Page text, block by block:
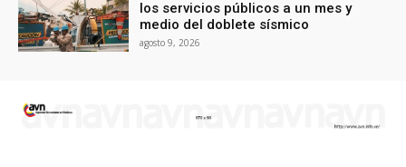
los servicios públicos a un mes y
medio del doblete sísmico
agosto 9, 2026